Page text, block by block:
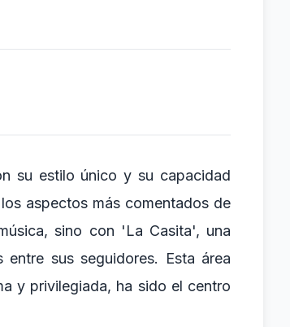
su estilo único y su capacidad
aspectos más comentados de
sino con 'La Casita', una
sus seguidores. Esta área
y privilegiada, ha sido el centro